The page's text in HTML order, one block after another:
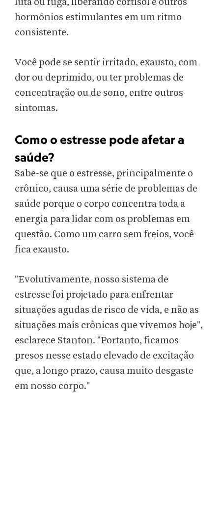
luta ou fuga, liberando cortisol e outros
hormônios estimulantes em um ritmo
consistente.
Você pode se sentir irritado, exausto, com
dor ou deprimido, ou ter problemas de
concentração ou de sono, entre outros
sintomas.
Como o estresse pode afetar a
saúde?
Sabe-se que o estresse, principalmente o
crônico, causa uma série de problemas de
saúde porque o corpo concentra toda a
energia para lidar com os problemas em
questão. Como um carro sem freios, você
fica exausto.
"Evolutivamente, nosso sistema de
estresse foi projetado para enfrentar
situações agudas de risco de vida, e não as
situações mais crônicas que vivemos hoje",
esclarece Stanton. "Portanto, ficamos
presos nesse estado elevado de excitação
que, a longo prazo, causa muito desgaste
em nosso corpo."